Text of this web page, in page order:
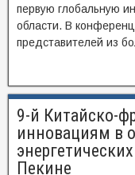
первую глобальную
области. В
представителей из
9-й Китайско-
инновациям в
Пекине